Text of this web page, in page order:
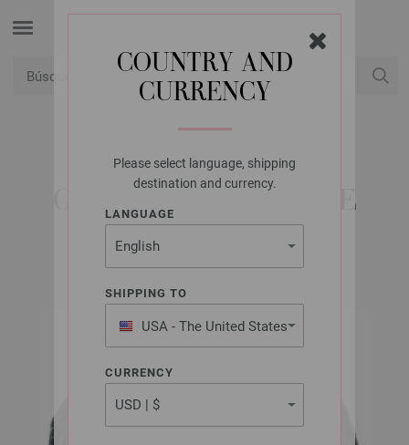
COUNTRY AND
CURRENCY
Please select language, shipping
destination and currency.
LANGUAGE
SHIPPING TO
USA - The United States
of America
CURRENCY
LANA GROSSA
GOMITOLO VERSIONE